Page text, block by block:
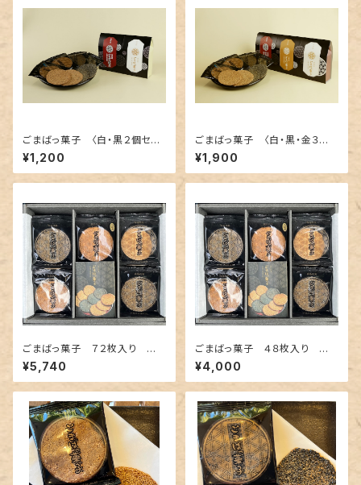
ごまばっ菓子 〈白・黒２個セッ
ト〉
¥1,200
ごまばっ菓子 〈白・黒・金３個
セット〉
¥1,900
ごまばっ菓子 ７２枚入り 贈
答用（包装・のし・専用袋付き）
¥5,740
ごまばっ菓子 ４８枚入り 贈
答用（包装・のし・専用袋付き）
¥4,000